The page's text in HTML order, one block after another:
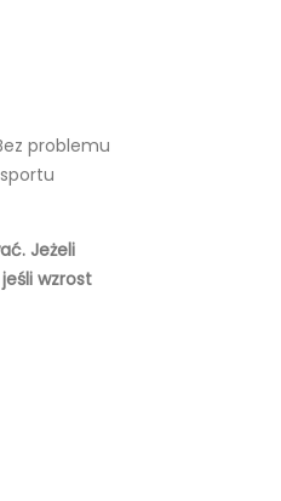
problemu
Jeżeli
wzrost